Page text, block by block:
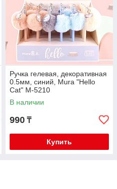
Ручка гелевая, декоративная
0.5мм, синий, Mura "Hello
Cat" M-5210
В наличии
990 ₸
Купить